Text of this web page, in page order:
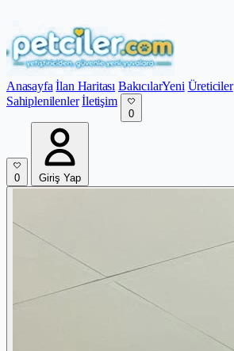
Anasayfa İlan Haritası BakıcılarYeni Üreticiler
Sahiplenilenler İletişim
0
0 Giriş Yap